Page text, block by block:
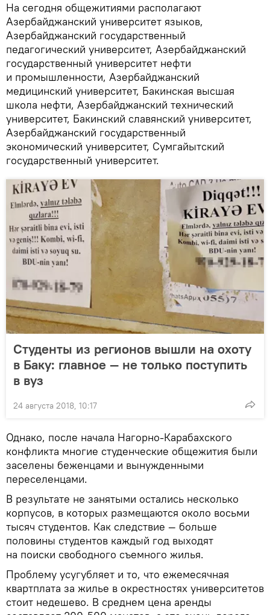
На сегодня общежитиями располагают
Азербайджанский университет языков,
Азербайджанский государственный
педагогический университет, Азербайджанский
государственный университет нефти
и промышленности, Азербайджанский
медицинский университет, Бакинская высшая
школа нефти, Азербайджанский технический
университет, Бакинский славянский университет,
Азербайджанский государственный
экономический университет, Сумгайытский
государственный университет.
Студенты из регионов вышли на охоту
в Баку: главное — не только поступить
в вуз
24 августа 2018, 10:17
Однако, после начала Нагорно-Карабахского
конфликта многие студенческие общежития были
заселены беженцами и вынужденными
переселенцами.
В результате не занятыми остались несколько
корпусов, в которых размещаются около восьми
тысяч студентов. Как следствие — больше
половины студентов каждый год выходят
на поиски свободного съемного жилья.
Проблему усугубляет и то, что ежемесячная
квартплата за жилье в окрестностях университетов
стоит недешево. В среднем цена аренды